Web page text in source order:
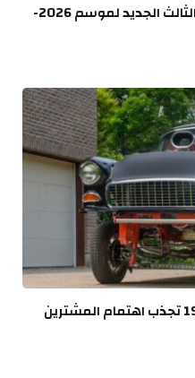
مانشستر يونايتد يلمّح لقميصه الثالث الجديد لموسم 2026-
شيفروليه بيل إير معدلة من 1955 تجذب اهتمام المشترين